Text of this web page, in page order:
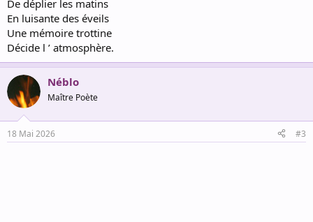
Décaler la situation
Semailles d ’ utopie .
Pampres des joies
L ’ ivresse joyeuse
Alluvions des sens
Temples des rêves .
R v S
De déplier les matins
En luisante des éveils
Une mémoire trottine
Décide l ’ atmosphère.
Néblo
Maître Poète
18 Mai 2026 #3